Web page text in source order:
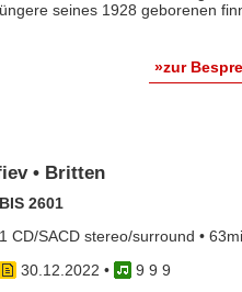
seines 1928 geborenen
»zur
• Britten
BIS 2601
1 CD/SACD stereo/surround •
30.12.2022 •
9 9 9